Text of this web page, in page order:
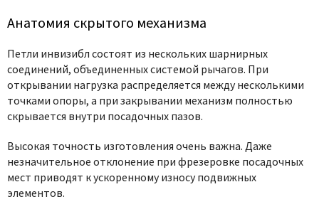
Анатомия скрытого механизма
Петли инвизибл состоят из нескольких шарнирных
соединений, объединенных системой рычагов. При
открывании нагрузка распределяется между несколькими
точками опоры, а при закрывании механизм полностью
скрывается внутри посадочных пазов.
Высокая точность изготовления очень важна. Даже
незначительное отклонение при фрезеровке посадочных
мест приводят к ускоренному износу подвижных
элементов.